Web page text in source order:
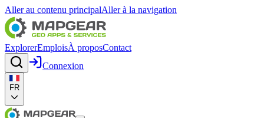
Aller au contenu principalAller à la navigation
ExplorerEmploisÀ proposContact
Connexion
FR